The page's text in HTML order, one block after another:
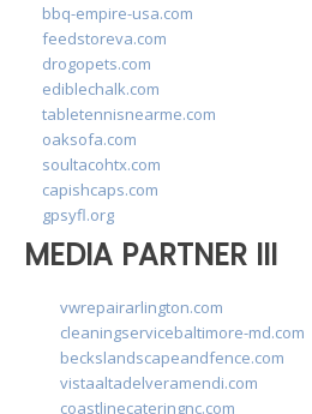
bbq-empire-usa.com
feedstoreva.com
drogopets.com
ediblechalk.com
tabletennisnearme.com
oaksofa.com
soultacohtx.com
capishcaps.com
gpsyfl.org
MEDIA PARTNER III
vwrepairarlington.com
cleaningservicebaltimore-md.com
beckslandscapeandfence.com
vistaaltadelveramendi.com
coastlinecateringnc.com